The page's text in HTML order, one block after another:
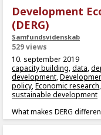
Development
(DERG)
Samfundsvidenskab
529 views
10. september 2019
capacity building,data,
development,
policy,Economic research,
sustainable development
What makes DERG